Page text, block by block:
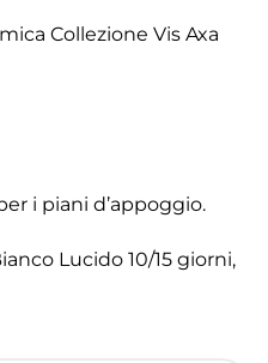
Collezione Vis Axa
i piani d’appoggio.
Lucido 10/15 giorni,